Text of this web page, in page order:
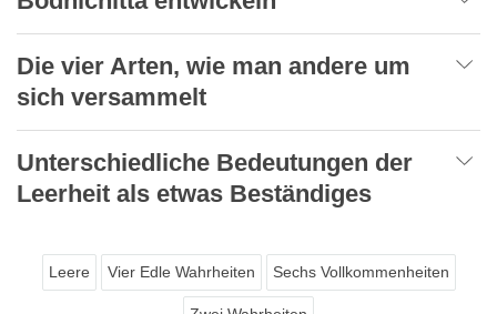
Die vier Arten, wie man andere um
sich versammelt
Unterschiedliche Bedeutungen der
Leerheit als etwas Beständiges
Leere Vier Edle Wahrheiten Sechs Vollkommenheiten